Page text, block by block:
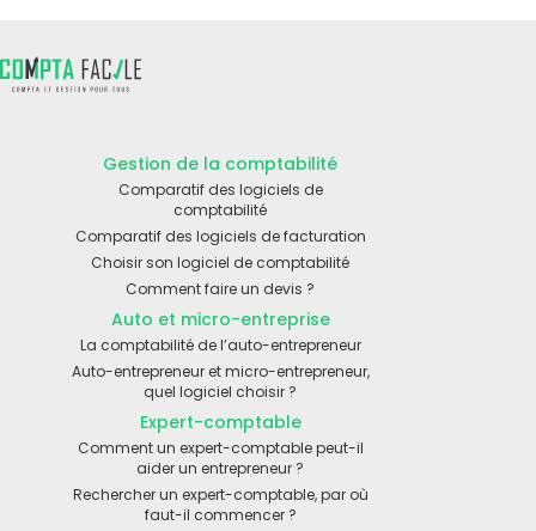
Gestion de la comptabilité
Comparatif des logiciels de
comptabilité
Comparatif des logiciels de facturation
Choisir son logiciel de comptabilité
Comment faire un devis ?
Auto et micro-entreprise
La comptabilité de l’auto-entrepreneur
Auto-entrepreneur et micro-entrepreneur,
quel logiciel choisir ?
Expert-comptable
Comment un expert-comptable peut-il
aider un entrepreneur ?
Rechercher un expert-comptable, par où
faut-il commencer ?